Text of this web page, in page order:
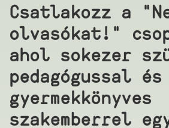
Csatlakozz a
olvasókat!"
ahol sokezer
pedagógussal és
gyermekkönyves
szakemberrel